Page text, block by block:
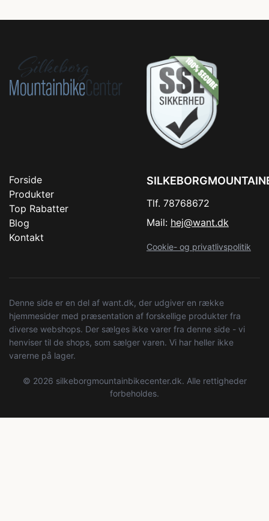
Forside
Produkter
Top Rabatter
Blog
Kontakt
Tlf. 78768672
Mail: hej@want.dk
Cookie- og privatlivspolitik
Denne side er en del af want.dk, der udgiver en række
hjemmesider med præsentation af forskellige produkter fra
diverse webshops. Der sælges ikke varer fra denne side - vi
henviser til de shops, som sælger varen. Vi har heller ikke
varerne på lager.
© 2026 silkeborgmountainbikecenter.dk. Alle rettigheder
forbeholdes.